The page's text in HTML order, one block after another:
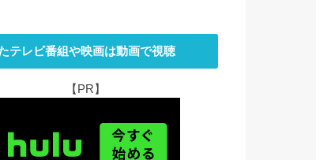
テレビ番組や映画は動画で視聴
【PR】